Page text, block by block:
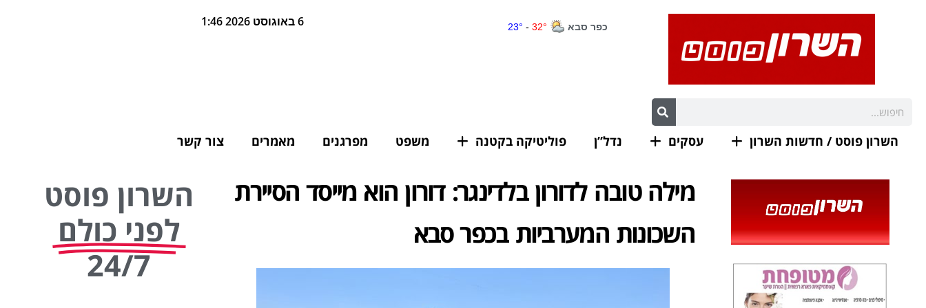
6 באוגוסט 2026 1:46
השרון פוסט / חדשות השרון עסקים נדל”ן פוליטיקה בקטנה משפט מפרגנים מאמרים צור קשר
מילה טובה לדורון בלדינגר: דורון הוא מייסד הסיירת
השכונות המערביות בכפר סבא
השרון פוסט
לפני כולם
24/7